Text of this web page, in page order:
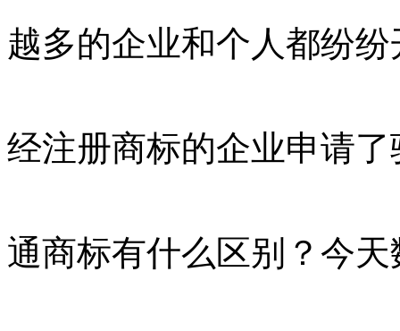
越多的企业和个人都纷纷
经注册商标的企业申请
通商标有什么区别？今